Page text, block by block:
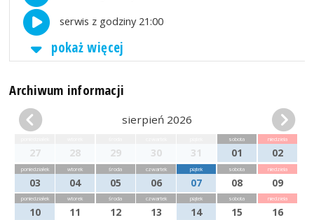
serwis z godziny 21:00
pokaż więcej
Archiwum informacji
sierpień 2026
27 28 29 30 31
sobota
01
niedziela
02
poniedziałek
03
wtorek
04
środa
05
czwartek
06
piątek
07
sobota
08
niedziela
09
poniedziałek
10
wtorek
11
środa
12
czwartek
13
piątek
14
sobota
15
niedziela
16